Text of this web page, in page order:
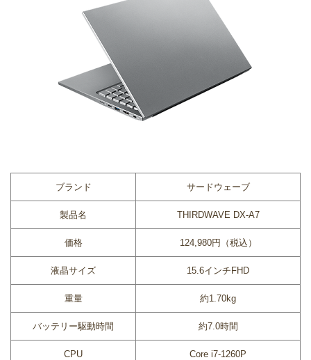
ブランド サードウェーブ
製品名 THIRDWAVE DX-A7
価格 124,980円（税込）
液晶サイズ 15.6インチFHD
重量 約1.70kg
バッテリー駆動時間 約7.0時間
CPU Core i7-1260P